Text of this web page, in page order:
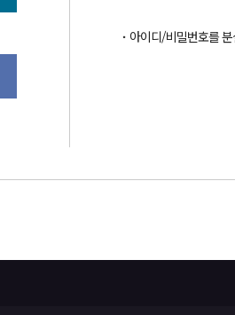
아이디/비밀번호를